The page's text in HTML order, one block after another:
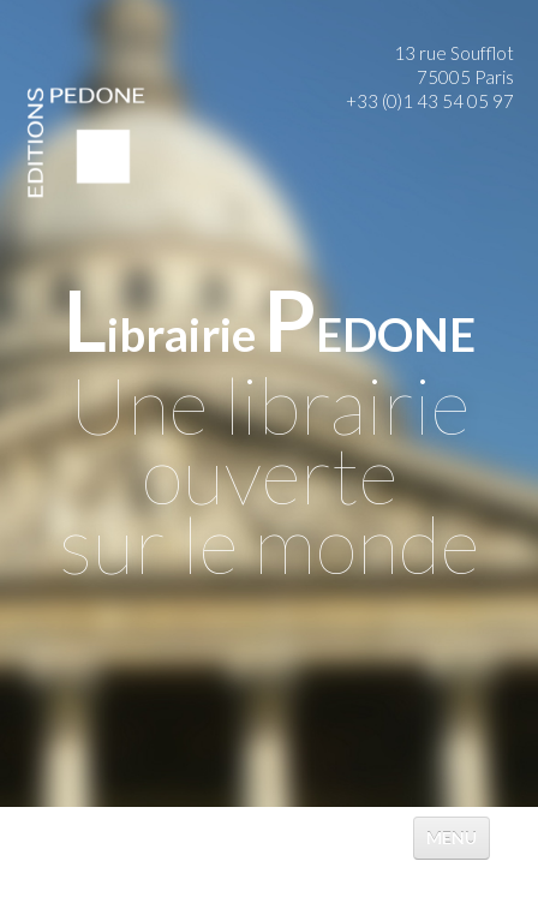
13 rue Soufflot
75005 Paris
+33 (0)1 43 54 05 97
LibrairiePEDONE
Une librairie
ouverte
sur le monde
MENU